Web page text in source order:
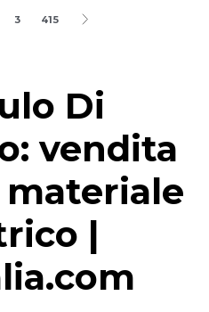
3 415
Di
vendita
|